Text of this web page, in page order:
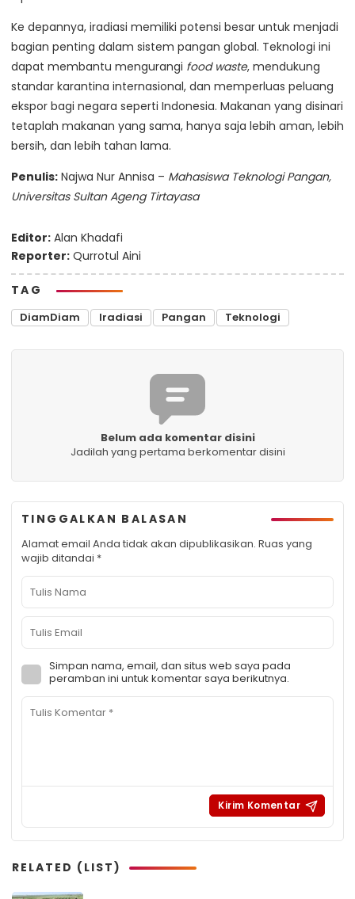
Ke depannya, iradiasi memiliki potensi besar untuk menjadi
bagian penting dalam sistem pangan global. Teknologi ini
dapat membantu mengurangi food waste, mendukung
standar karantina internasional, dan memperluas peluang
ekspor bagi negara seperti Indonesia. Makanan yang disinari
tetaplah makanan yang sama, hanya saja lebih aman, lebih
bersih, dan lebih tahan lama.
Penulis: Najwa Nur Annisa – Mahasiswa Teknologi Pangan,
Universitas Sultan Ageng Tirtayasa
Editor: Alan Khadafi
Reporter: Qurrotul Aini
TAG
DiamDiam Iradiasi Pangan Teknologi
Belum ada komentar disini
Jadilah yang pertama berkomentar disini
TINGGALKAN BALASAN
Alamat email Anda tidak akan dipublikasikan. Ruas yang
wajib ditandai *
Simpan nama, email, dan situs web saya pada
peramban ini untuk komentar saya berikutnya.
RELATED (LIST)